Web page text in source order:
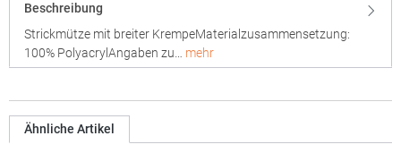
Beschreibung
Strickmütze mit breiter KrempeMaterialzusammensetzung:
100% PolyacrylAngaben zu… mehr
Ähnliche Artikel